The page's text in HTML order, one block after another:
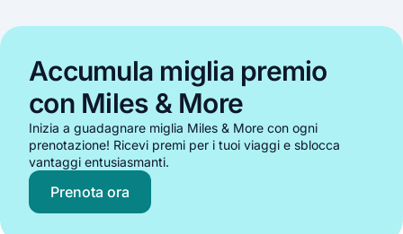
Accumula miglia premio
con Miles & More
Inizia a guadagnare miglia Miles & More con ogni
prenotazione! Ricevi premi per i tuoi viaggi e sblocca
vantaggi entusiasmanti.
Prenota ora